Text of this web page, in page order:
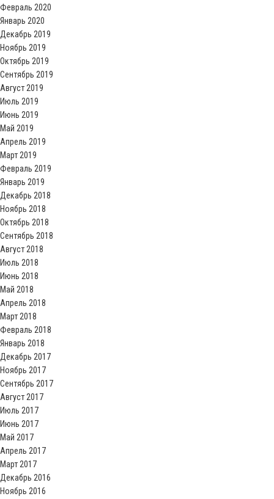
Февраль 2020
Январь 2020
Декабрь 2019
Ноябрь 2019
Октябрь 2019
Сентябрь 2019
Август 2019
Июль 2019
Июнь 2019
Май 2019
Апрель 2019
Март 2019
Февраль 2019
Январь 2019
Декабрь 2018
Ноябрь 2018
Октябрь 2018
Сентябрь 2018
Август 2018
Июль 2018
Июнь 2018
Май 2018
Апрель 2018
Март 2018
Февраль 2018
Январь 2018
Декабрь 2017
Ноябрь 2017
Сентябрь 2017
Август 2017
Июль 2017
Июнь 2017
Май 2017
Апрель 2017
Март 2017
Декабрь 2016
Ноябрь 2016